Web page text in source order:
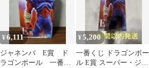
¥6,111
ジャネンバ E賞 ド
ラゴンボール 一番く
¥5,200
一番くじ ドラゴンボー
ル E賞 スーパー・ジャ